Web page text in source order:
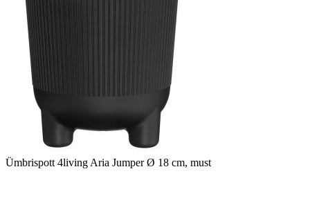
Ümbrispott 4living Aria Jumper Ø 18 cm, must